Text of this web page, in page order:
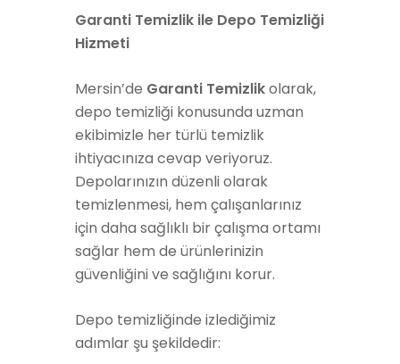
Garanti Temizlik ile Depo Temizliği
Hizmeti
Mersin’de Garanti Temizlikolarak,
depo temizliği konusunda uzman
ekibimizle her türlü temizlik
ihtiyacınıza cevap veriyoruz.
Depolarınızın düzenli olarak
temizlenmesi, hem çalışanlarınız
için daha sağlıklı bir çalışma ortamı
sağlar hem de ürünlerinizin
güvenliğini ve sağlığını korur.
Depo temizliğinde izlediğimiz
adımlar şu şekildedir: